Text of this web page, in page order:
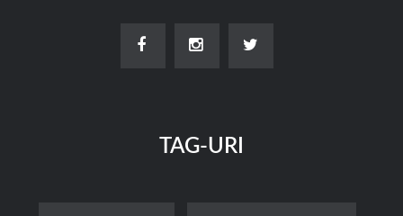
TAG-URI